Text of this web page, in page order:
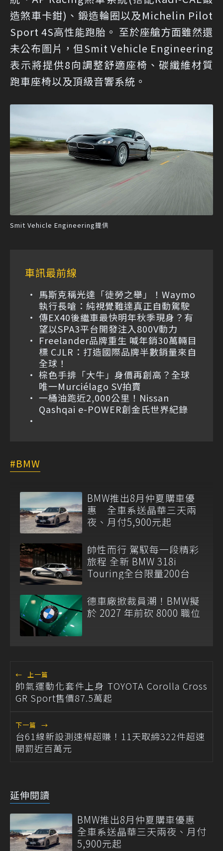
造煞車卡鉗)、鍛造輪圈以及Michelin Pilot
Sport 4S高性能跑胎。 至於座艙方面雖然還
未公布圖片，但Smit Vehicle Engineering
表示將提供8向調整舒適座椅、碳纖維材質
跑車座椅以及頂級音響系統。
Smit Vehicle Engineering提供
車訊最前線
馬斯克稱光達「徒勞之舉」！Waymo
執行長嗆：純視覺難達真正自動駕駛
傳EX40後繼車最快明年秋季現身？有
望以SPA3平台開發注入800V動力
Freelander品牌重生 喊年銷30萬輛目
標 CJLR：打造國際品牌半數銷量來自
全球！
棕色手排「大牛」身價再創高？全球
唯一Murciélago SV拍賣
一桶油跑近2,000公里！Nissan
Qashqai e-POWER創金氏世界紀錄
BMW
BMW推出8月仲夏購車優
惠 全車系送晶華三天兩
夜、月付5,900元起
帥性而行 駕馭每一段精彩
旅程 全新 BMW 318i
Touring全台限量200台
德車廠掀裁員潮！BMW擬
於 2027 年前砍 8000 職位
← 上一篇
帥氣運動化套件上身 TOYOTA Corolla Cross
GR Sport售價87.5萬起
下一篇 →
台61線新設測速桿超賺！11天取締322件超速
開罰近百萬元
延伸閱讀
BMW推出8月仲夏購車優惠
全車系送晶華三天兩夜、月付
5,900元起